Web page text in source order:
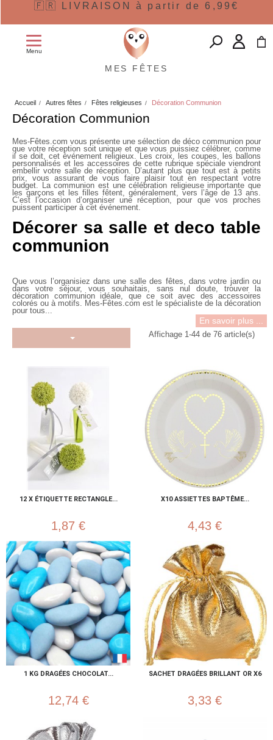
🇫🇷 LIVRAISON à partir de 6,99€
Menu
MES FÊTES
Accueil Autres fêtes Fêtes religieuses Décoration Communion
Décoration Communion
Mes-Fêtes.com vous présente une sélection de déco communion pour
que votre réception soit unique et que vous puissiez célébrer, comme
il se doit, cet événement religieux. Les croix, les coupes, les ballons
personnalisés et les accessoires de cette rubrique spéciale viendront
embellir votre salle de réception. D’autant plus que tout est à petits
prix, vous assurant de vous faire plaisir tout en respectant votre
budget. La communion est une célébration religieuse importante que
les garçons et les filles fêtent, généralement, vers l’âge de 13 ans.
C’est l’occasion d’organiser une réception, pour que vos proches
puissent participer à cet événement.
Décorer sa salle et deco table
communion
Que vous l’organisiez dans une salle des fêtes, dans votre jardin ou
dans votre séjour, vous souhaitais, sans nul doute, trouver la
décoration communion idéale, que ce soit avec des accessoires
colorés ou à motifs. Mes-Fêtes.com est le spécialiste de la décoration
pour tous...
En savoir plus ...
Affichage 1-44 de 76 article(s)
12 X ÉTIQUETTE RECTANGLE...
1,87 €
X10 ASSIETTES BAPTÊME...
4,43 €
1 KG DRAGÉES CHOCOLAT...
12,74 €
SACHET DRAGÉES BRILLANT OR X6
3,33 €